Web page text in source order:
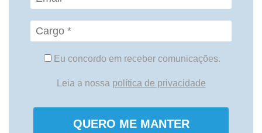
Eu concordo em receber comunicações.
Leia a nossa política de privacidade
QUERO ME MANTER